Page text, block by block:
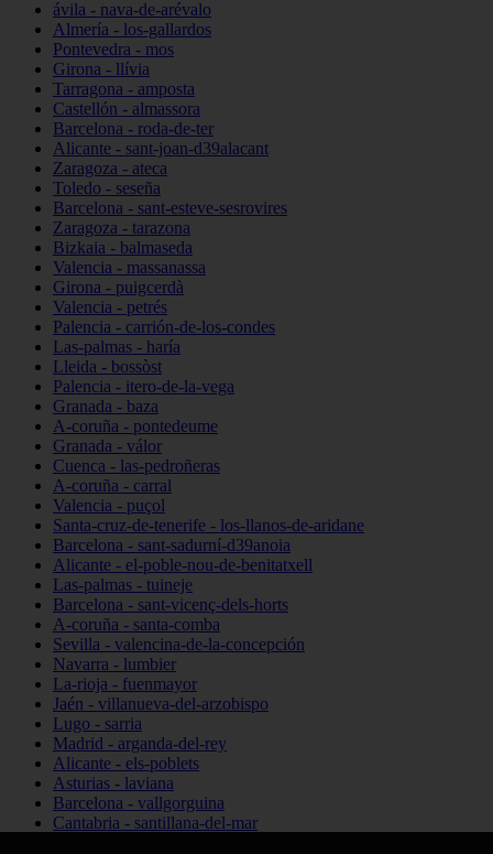
ávila - nava-de-arévalo
Almería - los-gallardos
Pontevedra - mos
Girona - llívia
Tarragona - amposta
Castellón - almassora
Barcelona - roda-de-ter
Alicante - sant-joan-d39alacant
Zaragoza - ateca
Toledo - seseña
Barcelona - sant-esteve-sesrovires
Zaragoza - tarazona
Bizkaia - balmaseda
Valencia - massanassa
Girona - puigcerdà
Valencia - petrés
Palencia - carrión-de-los-condes
Las-palmas - haría
Lleida - bossòst
Palencia - itero-de-la-vega
Granada - baza
A-coruña - pontedeume
Granada - válor
Cuenca - las-pedroñeras
A-coruña - carral
Valencia - puçol
Santa-cruz-de-tenerife - los-llanos-de-aridane
Barcelona - sant-sadurní-d39anoia
Alicante - el-poble-nou-de-benitatxell
Las-palmas - tuineje
Barcelona - sant-vicenç-dels-horts
A-coruña - santa-comba
Sevilla - valencina-de-la-concepción
Navarra - lumbier
La-rioja - fuenmayor
Jaén - villanueva-del-arzobispo
Lugo - sarria
Madrid - arganda-del-rey
Alicante - els-poblets
Asturias - laviana
Barcelona - vallgorguina
Cantabria - santillana-del-mar